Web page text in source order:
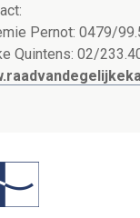
Pernot: 0479/
Quintens: 02/